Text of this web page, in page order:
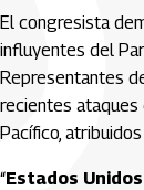
El congresista
influyentes del
Representantes
recientes ataques
Pacífico,
“Estados